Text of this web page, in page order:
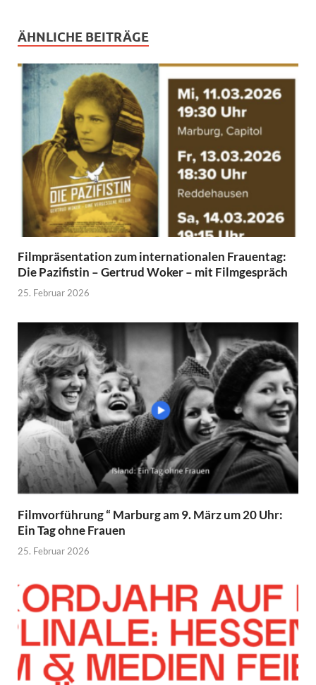
ÄHNLICHE BEITRÄGE
Filmpräsentation zum internationalen Frauentag:
Die Pazifistin – Gertrud Woker – mit Filmgespräch
25. Februar 2026
Filmvorführung “ Marburg am 9. März um 20 Uhr:
Ein Tag ohne Frauen
25. Februar 2026